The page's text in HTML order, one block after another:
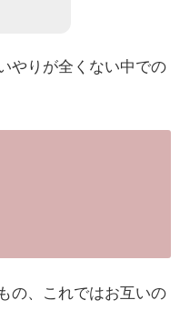
やりが全くない中での
の、これではお互いの